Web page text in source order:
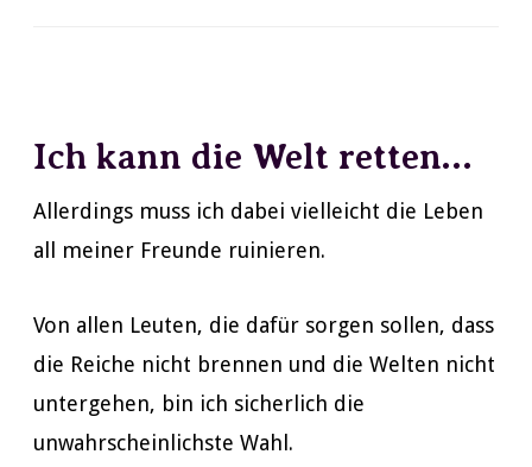
Ich kann die Welt retten…
Allerdings muss ich dabei vielleicht die Leben
all meiner Freunde ruinieren.
Von allen Leuten, die dafür sorgen sollen, dass
die Reiche nicht brennen und die Welten nicht
untergehen, bin ich sicherlich die
unwahrscheinlichste Wahl.